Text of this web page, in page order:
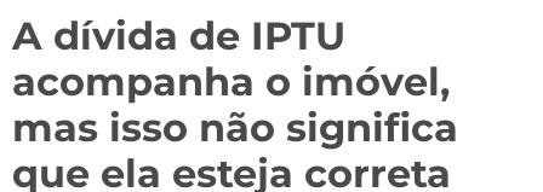
A dívida de IPTU
acompanha o imóvel,
mas isso não significa
que ela esteja correta